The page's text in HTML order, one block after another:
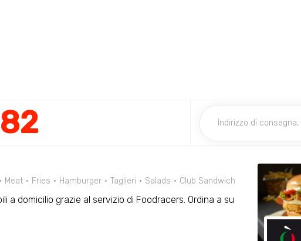
Meat Fries Hamburger Taglieri Salads Club Sandwich
a domicilio grazie al servizio di Foodracers. Ordina a su